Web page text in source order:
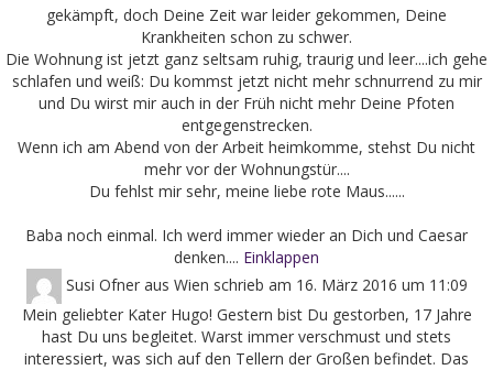
gekämpft, doch Deine Zeit war leider gekommen, Deine
Krankheiten schon zu schwer.
Die Wohnung ist jetzt ganz seltsam ruhig, traurig und leer....ich gehe
schlafen und weiß: Du kommst jetzt nicht mehr schnurrend zu mir
und Du wirst mir auch in der Früh nicht mehr Deine Pfoten
entgegenstrecken.
Wenn ich am Abend von der Arbeit heimkomme, stehst Du nicht
mehr vor der Wohnungstür....
Du fehlst mir sehr, meine liebe rote Maus......
Baba noch einmal. Ich werd immer wieder an Dich und Caesar
denken.... Einklappen
Susi Ofner aus Wien schrieb am 16. März 2016 um 11:09
Mein geliebter Kater Hugo! Gestern bist Du gestorben, 17 Jahre
hast Du uns begleitet. Warst immer verschmust und stets
interessiert, was sich auf den Tellern der Großen befindet. Das